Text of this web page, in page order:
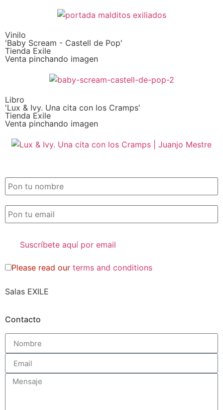
Vinilo
'Baby Scream - Castell de Pop'
Tienda Exile
Venta pinchando imagen
Libro
'Lux & Ivy. Una cita con los Cramps'
Tienda Exile
Venta pinchando imagen
Please read our terms and conditions
Salas EXILE
Contacto